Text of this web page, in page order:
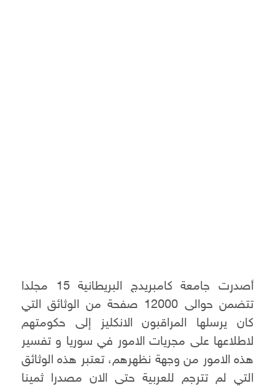
أصدرت جامعة كامبريدج البريطانية 15 مجلدا
تتضمن حوالى 12000 صفحة من الوثائق التي
كان يرسلها المراقبون الانكليز إلى حكومتهم
لاطلاعها على مجريات الامور في سوريا و تفسير
هذه الامور من وجهة نظهرهم، تعتبر هذه الوثائق
التي لم تترجم للعربية حتى الان مصدرا ثمينا